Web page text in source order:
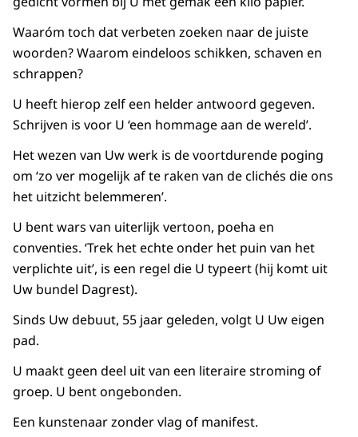
Waaróm toch dat verbeten zoeken naar de juiste
woorden? Waarom eindeloos schikken, schaven en
schrappen?
U heeft hierop zelf een helder antwoord gegeven.
Schrijven is voor U ‘een hommage aan de wereld’.
Het wezen van Uw werk is de voortdurende poging
om ‘zo ver mogelijk af te raken van de clichés die ons
het uitzicht belemmeren’.
U bent wars van uiterlijk vertoon, poeha en
conventies. ‘Trek het echte onder het puin van het
verplichte uit’, is een regel die U typeert (hij komt uit
Uw bundel Dagrest).
Sinds Uw debuut, 55 jaar geleden, volgt U Uw eigen
pad.
U maakt geen deel uit van een literaire stroming of
groep. U bent ongebonden.
Een kunstenaar zonder vlag of manifest.